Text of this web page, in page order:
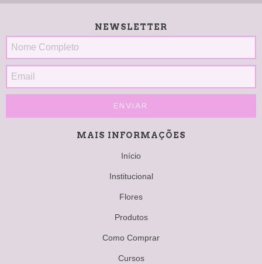
NEWSLETTER
MAIS INFORMAÇÕES
Início
Institucional
Flores
Produtos
Como Comprar
Cursos